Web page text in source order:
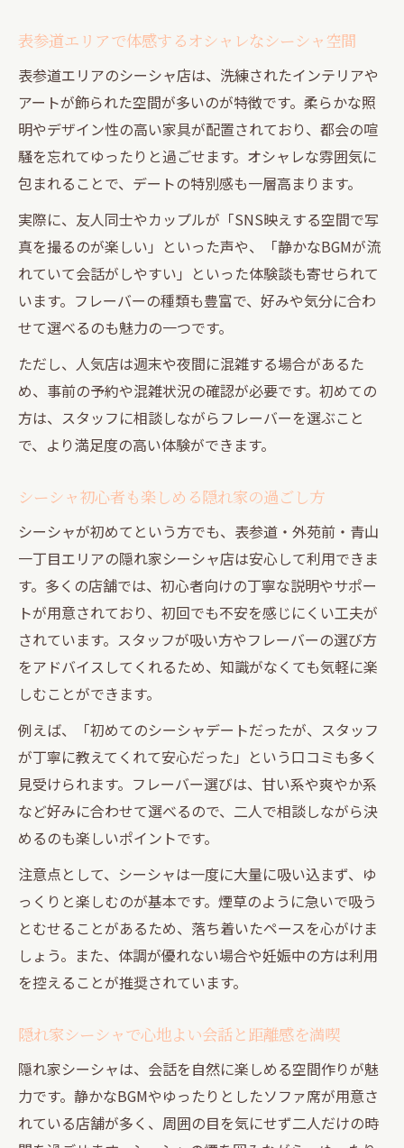
緊張感を和らげるシーシャの雰囲気活用術
シーシャは付き合う前の大人デートにおす
すめ
初心者も安心してくつろげるラウンジ選び
シーシャ初心者が安心できるラウンジの選
び方
はじめてのシーシャでも安心なラウンジの
特徴
初心者がシーシャを楽しむための空間のポ
イント
安心してくつろげるシーシャラウンジの魅
力
不安を解消するシーシャ初心者向けラウン
ジ案内
シーシャは危険？気になる安全性と楽しみ方
シーシャはやばい？安心して楽しむための
知識
健康面からみるシーシャのリスクと対策方
法
安全に楽しむためのシーシャ利用マナーと
は
シーシャ好きにおすすめの表参道チル空間
案内
表参道で大人がくつろげるシーシャスポッ
ト探し
隠れ家シーシャで理想のチルタイムを満喫
する方法
表参道周辺で味わうシーシャの魅力と選び
方
シーシャで楽しむ理想のチルスポットの見
表参道エリアで体感するオシャレなシーシャ空間
表参道エリアのシーシャ店は、洗練されたインテリアや
アートが飾られた空間が多いのが特徴です。柔らかな照
明やデザイン性の高い家具が配置されており、都会の喧
騒を忘れてゆったりと過ごせます。オシャレな雰囲気に
包まれることで、デートの特別感も一層高まります。
実際に、友人同士やカップルが「SNS映えする空間で写
真を撮るのが楽しい」といった声や、「静かなBGMが流
れていて会話がしやすい」といった体験談も寄せられて
います。フレーバーの種類も豊富で、好みや気分に合わ
せて選べるのも魅力の一つです。
ただし、人気店は週末や夜間に混雑する場合があるた
め、事前の予約や混雑状況の確認が必要です。初めての
方は、スタッフに相談しながらフレーバーを選ぶこと
で、より満足度の高い体験ができます。
シーシャ初心者も楽しめる隠れ家の過ごし方
シーシャが初めてという方でも、表参道・外苑前・青山
一丁目エリアの隠れ家シーシャ店は安心して利用できま
す。多くの店舗では、初心者向けの丁寧な説明やサポー
トが用意されており、初回でも不安を感じにくい工夫が
されています。スタッフが吸い方やフレーバーの選び方
をアドバイスしてくれるため、知識がなくても気軽に楽
しむことができます。
例えば、「初めてのシーシャデートだったが、スタッフ
が丁寧に教えてくれて安心だった」という口コミも多く
見受けられます。フレーバー選びは、甘い系や爽やか系
など好みに合わせて選べるので、二人で相談しながら決
めるのも楽しいポイントです。
注意点として、シーシャは一度に大量に吸い込まず、ゆ
っくりと楽しむのが基本です。煙草のように急いで吸う
とむせることがあるため、落ち着いたペースを心がけま
しょう。また、体調が優れない場合や妊娠中の方は利用
を控えることが推奨されています。
隠れ家シーシャで心地よい会話と距離感を満喫
隠れ家シーシャは、会話を自然に楽しめる空間作りが魅
力です。静かなBGMやゆったりとしたソファ席が用意さ
れている店舗が多く、周囲の目を気にせず二人だけの時